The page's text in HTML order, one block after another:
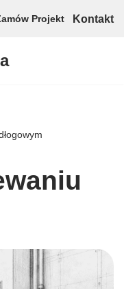
Projekt Kontakt